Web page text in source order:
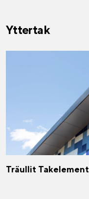
Yttertak
Träullit Takelement